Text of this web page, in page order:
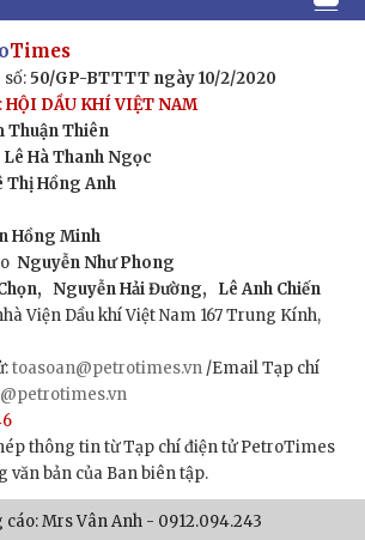
Times
số: 50/GP-BTTTT ngày 10/2/2020
HỘI DẦU KHÍ VIỆT NAM
Thuận Thiên
Lê Hà Thanh Ngọc
Thị Hồng Anh
Hồng Minh
Nguyễn Như Phong
Nguyễn Hải Đường,
Lê Anh Chiến
Viện Dầu khí Việt Nam 167 Trung Kính,
toasoan@petrotimes.vn/Email Tạp chí
thông tin từ Tạp chí điện tử PetroTimes
văn bản của Ban biên tập.
Mrs Vân Anh - 0912.094.243